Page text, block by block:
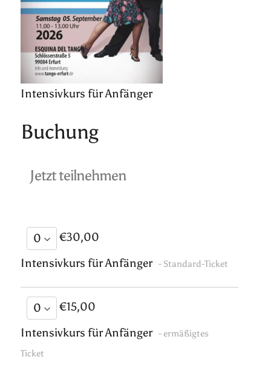
Intensivkurs für Anfänger
Buchung
Jetzt teilnehmen
€30,00
Intensivkurs für Anfänger - Standard-Ticket
€15,00
Intensivkurs für Anfänger - ermäßigtes
Ticket